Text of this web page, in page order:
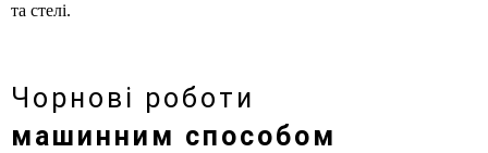
та стелі.
Чорнові роботи
машинним способом